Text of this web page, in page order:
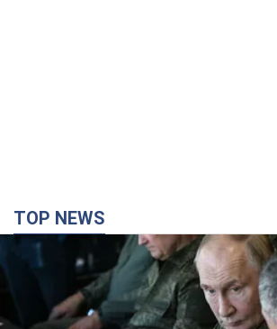
TOP NEWS